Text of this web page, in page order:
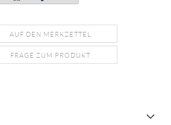
AUF DEN MERKZETTEL
FRAGE ZUM PRODUKT